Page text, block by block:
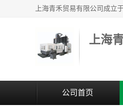
上海
公司首页